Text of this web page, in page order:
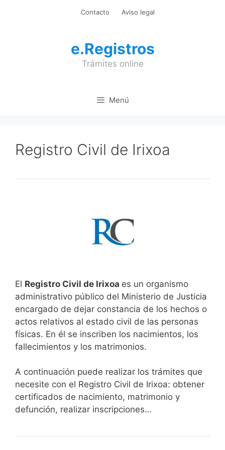
Contacto Aviso legal
e.Registros
Trámites online
Menú
Registro Civil de Irixoa
El Registro Civil de Irixoa es un organismo
administrativo público del Ministerio de Justicia
encargado de dejar constancia de los hechos o
actos relativos al estado civil de las personas
físicas. En él se inscriben los nacimientos, los
fallecimientos y los matrimonios.
A continuación puede realizar los trámites que
necesite con el Registro Civil de Irixoa: obtener
certificados de nacimiento, matrimonio y
defunción, realizar inscripciones…